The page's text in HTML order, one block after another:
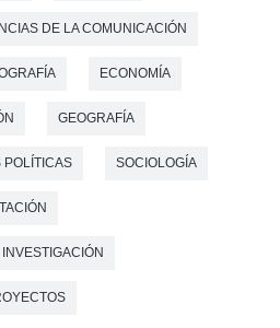
DE LA COMUNICACIÓN
ECONOMÍA
GEOGRAFÍA
POLÍTICAS SOCIOLOGÍA
INVESTIGACIÓN